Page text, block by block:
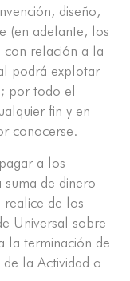
diseño,
(en adelante, los
con relación a la
podrá explotar
por todo el
fin y en
conocerse.
a los
suma de dinero
de los
Universal sobre
la terminación de
la Actividad o